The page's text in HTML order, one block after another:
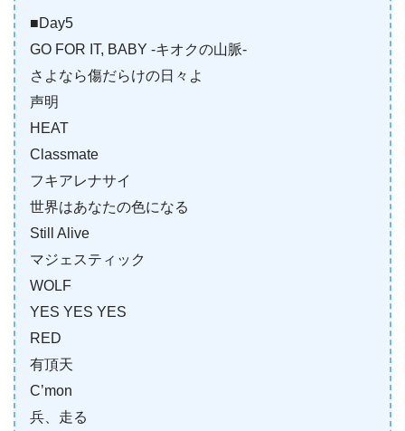
■Day5
GO FOR IT, BABY -キオクの山脈-
さよなら傷だらけの日々よ
声明
HEAT
Classmate
フキアレナサイ
世界はあなたの色になる
Still Alive
マジェスティック
WOLF
YES YES YES
RED
有頂天
C’mon
兵、走る